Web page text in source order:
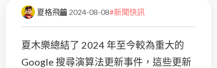
夏格飛 2024-08-08#新聞快訊
夏木樂總結了 2024 年至今較為重大的
Google 搜尋演算法更新事件，這些更新